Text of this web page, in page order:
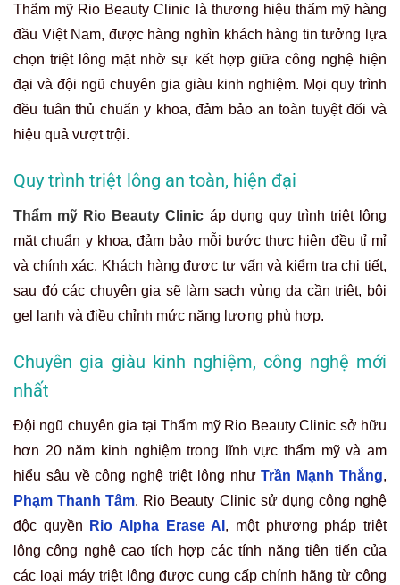
Thẩm mỹ Rio Beauty Clinic là thương hiệu thẩm mỹ hàng
đầu Việt Nam, được hàng nghìn khách hàng tin tưởng lựa
chọn triệt lông mặt nhờ sự kết hợp giữa công nghệ hiện
đại và đội ngũ chuyên gia giàu kinh nghiệm. Mọi quy trình
đều tuân thủ chuẩn y khoa, đảm bảo an toàn tuyệt đối và
hiệu quả vượt trội.
Quy trình triệt lông an toàn, hiện đại
Thẩm mỹ Rio Beauty Clinic áp dụng quy trình triệt lông
mặt chuẩn y khoa, đảm bảo mỗi bước thực hiện đều tỉ mỉ
và chính xác. Khách hàng được tư vấn và kiểm tra chi tiết,
sau đó các chuyên gia sẽ làm sạch vùng da cần triệt, bôi
gel lạnh và điều chỉnh mức năng lượng phù hợp.
Chuyên gia giàu kinh nghiệm, công nghệ mới
nhất
Đội ngũ chuyên gia tại Thẩm mỹ Rio Beauty Clinic sở hữu
hơn 20 năm kinh nghiệm trong lĩnh vực thẩm mỹ và am
hiểu sâu về công nghệ triệt lông nhưTrần Mạnh Thắng,
Phạm Thanh Tâm. Rio Beauty Clinic sử dụng công nghệ
độc quyền
Rio Alpha Erase AI , một phương pháp triệt
lông công nghệ cao tích hợp các tính năng tiên tiến của
các loại máy triệt lông được cung cấp chính hãng từ công